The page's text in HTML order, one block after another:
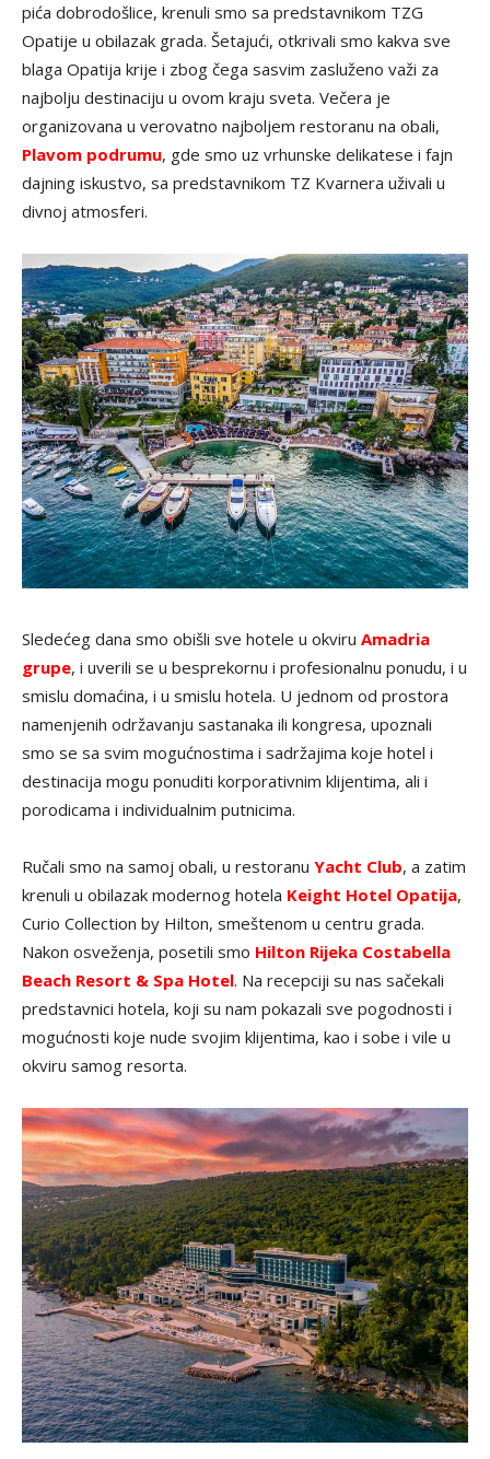
pića dobrodošlice, krenuli smo sa predstavnikom TZG
Opatije u obilazak grada. Šetajući, otkrivali smo kakva sve
blaga Opatija krije i zbog čega sasvim zasluženo važi za
najbolju destinaciju u ovom kraju sveta. Večera je
organizovana u verovatno najboljem restoranu na obali,
Plavom podrumu, gde smo uz vrhunske delikatese i fajn
dajning iskustvo, sa predstavnikom TZ Kvarnera uživali u
divnoj atmosferi.
Sledećeg dana smo obišli sve hotele u okviru Amadria
grupe, i uverili se u besprekornu i profesionalnu ponudu, i u
smislu domaćina, i u smislu hotela. U jednom od prostora
namenjenih održavanju sastanaka ili kongresa, upoznali
smo se sa svim mogućnostima i sadržajima koje hotel i
destinacija mogu ponuditi korporativnim klijentima, ali i
porodicama i individualnim putnicima.
Ručali smo na samoj obali, u restoranu Yacht Club, a zatim
krenuli u obilazak modernog hotela Keight Hotel Opatija,
Curio Collection by Hilton, smeštenom u centru grada.
Nakon osveženja, posetili smo Hilton Rijeka Costabella
Beach Resort & Spa Hotel. Na recepciji su nas sačekali
predstavnici hotela, koji su nam pokazali sve pogodnosti i
mogućnosti koje nude svojim klijentima, kao i sobe i vile u
okviru samog resorta.